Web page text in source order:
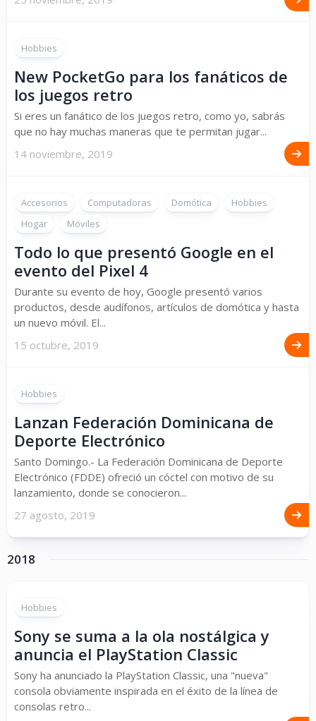
Hobbies
New PocketGo para los fanáticos de
los juegos retro
Si eres un fanático de los juegos retro, como yo, sabrás
que no hay muchas maneras que te permitan jugar...
14 noviembre, 2019
Accesorios Computadoras Domótica
Hobbies
Hogar
Móviles
Todo lo que presentó Google en el
evento del Pixel 4
Durante su evento de hoy, Google presentó varios
productos, desde audífonos, artículos de domótica y hasta
un nuevo móvil. El...
15 octubre, 2019
Hobbies
Lanzan Federación Dominicana de
Deporte Electrónico
Santo Domingo.- La Federación Dominicana de Deporte
Electrónico (FDDE) ofreció un cóctel con motivo de su
lanzamiento, donde se conocieron...
27 agosto, 2019
2018
Hobbies
Sony se suma a la ola nostálgica y
anuncia el PlayStation Classic
Sony ha anunciado la PlayStation Classic, una "nueva"
consola obviamente inspirada en el éxito de la línea de
consolas retro...